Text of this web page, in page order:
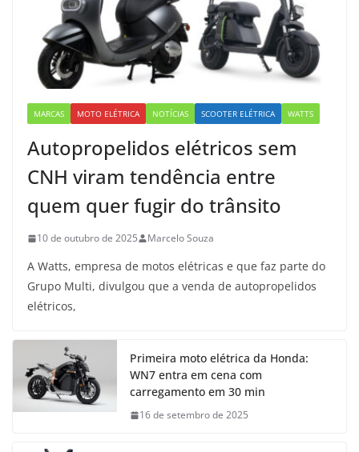
MARCAS MOTO ELÉTRICA NOTÍCIAS SCOOTER ELÉTRICA WATTS
Autopropelidos elétricos sem
CNH viram tendência entre
quem quer fugir do trânsito
10 de outubro de 2025 Marcelo Souza
A Watts, empresa de motos elétricas e que faz parte do
Grupo Multi, divulgou que a venda de autopropelidos
elétricos,
Primeira moto elétrica da Honda:
WN7 entra em cena com
carregamento em 30 min
16 de setembro de 2025